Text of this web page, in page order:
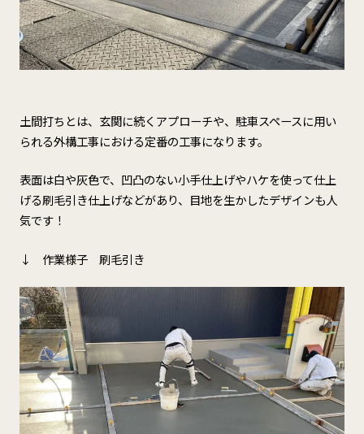
土間打ち とは、玄関に続くアプローチや、駐車スペースに用い
られる外構工事における定番の工事になります。
表面は白や灰色で、凹凸のない小手仕上げやハケを使って仕上
げる刷毛引き仕上げなどがあり、目地を生かしたデザインも人
気です！
↓ 作業様子 刷毛引き